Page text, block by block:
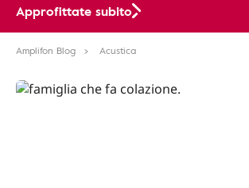
Approfittate subito
Amplifon Blog Acustica